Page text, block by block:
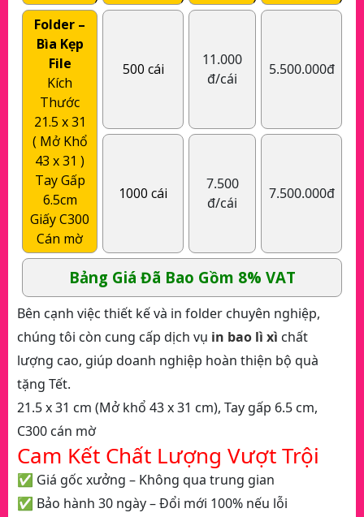
Folder –
Bìa Kẹp
File
Kích
Thước
21.5 x 31
( Mở Khổ
43 x 31 )
Tay Gấp
6.5cm
Giấy C300
Cán mờ
500 cái
11.000
đ/cái
5.500.000đ
1000 cái
7.500
đ/cái
7.500.000đ
Bảng Giá Đã Bao Gồm 8% VAT
Bên cạnh việc thiết kế và in folder chuyên nghiệp,
chúng tôi còn cung cấp dịch vụ in bao lì xì chất
lượng cao, giúp doanh nghiệp hoàn thiện bộ quà
tặng Tết.
21.5 x 31 cm (Mở khổ 43 x 31 cm), Tay gấp 6.5 cm,
C300 cán mờ
Cam Kết Chất Lượng Vượt Trội
✅ Giá gốc xưởng – Không qua trung gian
✅ Bảo hành 30 ngày – Đổi mới 100% nếu lỗi